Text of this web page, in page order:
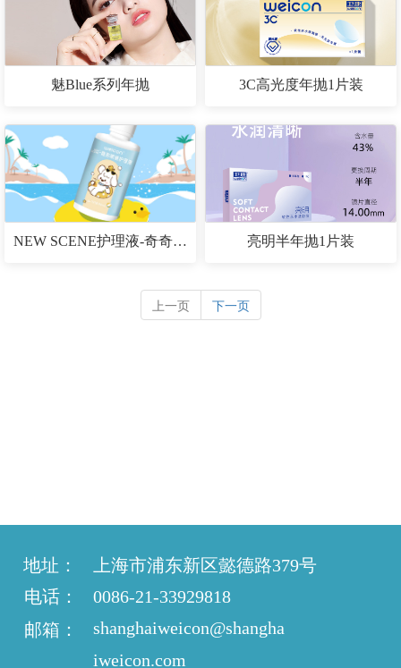
魅Blue系列年抛 3C高光度年抛1片装
NEW SCENE护理液-奇奇puppy 80mL 亮明半年抛1片装
上一页 下一页
上海市浦东新区懿德路379号
0086-21-33929818
地址：
电话：
邮箱：
shanghaiweicon@shangha
iweicon.com